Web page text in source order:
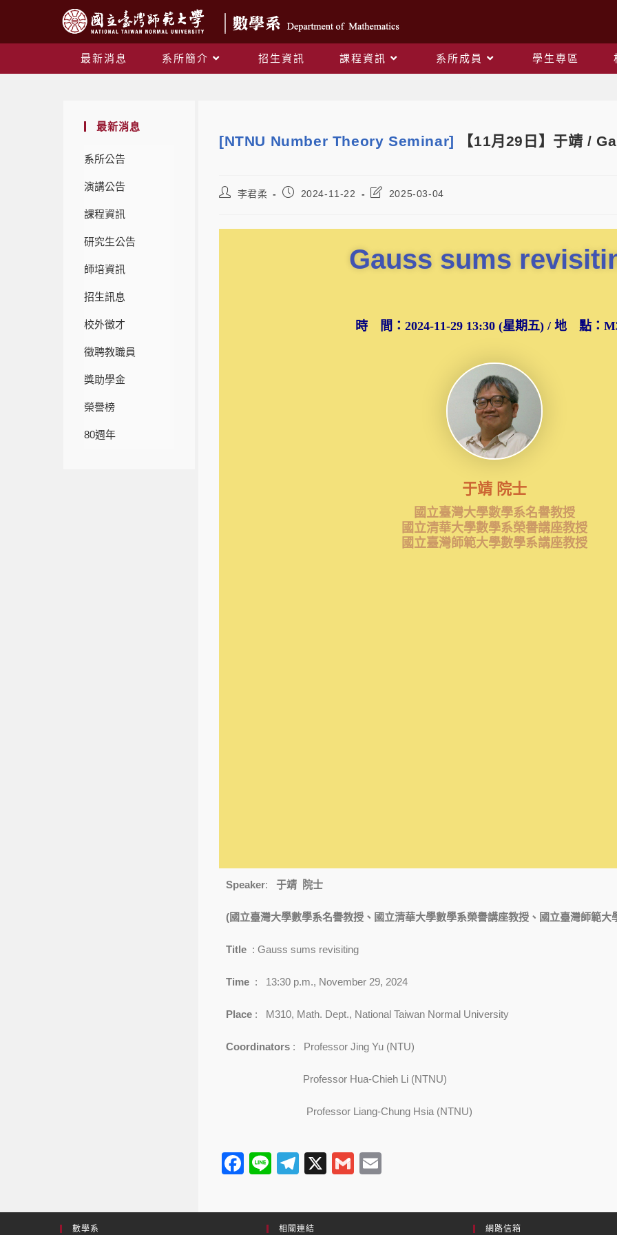
最新消息 系所簡介 招生資訊 課程資訊 系所成員 學生專區
最新消息
系所公告
演講公告
課程資訊
研究生公告
師培資訊
招生訊息
校外徵才
徵聘教職員
獎助學金
榮譽榜
80週年
[NTNU Number Theory Seminar] 【11月29日】于靖 /
李君柔 2024-11-22 2025-03-04
Gauss sums
時 間：2024-11-29 13:30 (星期五) / 地 點：
于靖 院士
國立臺灣大學數學系名譽教授
國立清華大學數學系榮譽講座教授
國立臺灣師範大學數學系講座教授
Speaker: 于靖 院士
(國立臺灣大學數學系名譽教授、國立清華大學數學系榮譽講座教授、國立臺灣師範大
Title : Gauss sums revisiting
Time : 13:30 p.m., November 29, 2024
Place : M310, Math. Dept., National Taiwan Normal University
Coordinators : Professor Jing Yu (NTU)
Professor Hua-Chieh Li (NTNU)
Professor Liang-Chung Hsia (NTNU)
F
c
Li
e
T
e
gr
X
G
ail ail
數學系 相關連結 網路信箱